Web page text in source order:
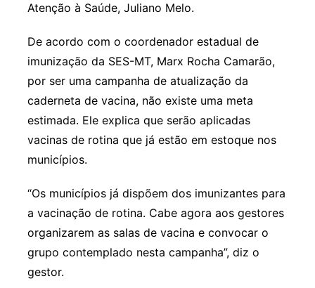
Atenção à Saúde, Juliano Melo.
De acordo com o coordenador estadual de
imunização da SES-MT, Marx Rocha Camarão,
por ser uma campanha de atualização da
caderneta de vacina, não existe uma meta
estimada. Ele explica que serão aplicadas
vacinas de rotina que já estão em estoque nos
municípios.
“Os municípios já dispõem dos imunizantes para
a vacinação de rotina. Cabe agora aos gestores
organizarem as salas de vacina e convocar o
grupo contemplado nesta campanha”, diz o
gestor.